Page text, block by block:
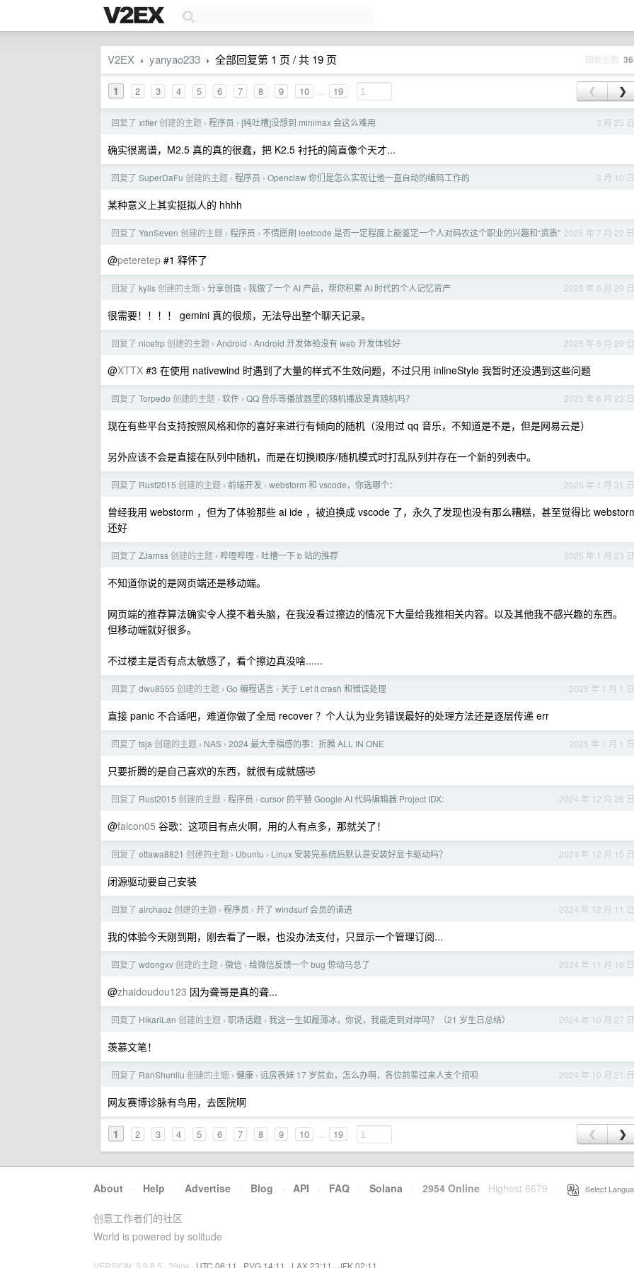
V2EX › yanyao233 › 全部回复第 1 页 / 共 19 页 回复总数
1 2 3 4 5 6 7 8 9 10 ... 19 ❮ ❯
3 月 25 日
回复了 xitler创建的主题 › 程序员 › [纯吐槽]没想到 minimax 会这么难用
确实很离谱，M2.5 真的真的很蠢，把 K2.5 衬托的简直像个天才...
3 月 10 日
回复了 SuperDaFu 创建的主题 › 程序员 › Openclaw 你们是怎么实现让他一直自动的编码工作的
某种意义上其实挺拟人的 hhhh
2025 年 7 月 22 日
回复了 YanSeven 创建的主题 › 程序员 › 不情愿刷 leetcode 是否一定程度上能鉴定一个人对码农这个职业的兴趣和“资质”
@peteretep #1 释怀了
2025 年 6 月 29 日
回复了 kylis创建的主题 › 分享创造 › 我做了一个 AI 产品，帮你积累 AI 时代的个人记忆资产
很需要！！！！ gemini 真的很烦，无法导出整个聊天记录。
2025 年 6 月 29 日
回复了 nicefrp创建的主题 › Android › Android 开发体验没有 web 开发体验好
@XTTX #3 在使用 nativewind 时遇到了大量的样式不生效问题，不过只用 inlineStyle 我暂时还没遇到这些问题
2025 年 6 月 23 日
回复了 Torpedo 创建的主题 › 软件 › QQ 音乐等播放器里的随机播放是真随机吗？
现在有些平台支持按照风格和你的喜好来进行有倾向的随机（没用过 qq 音乐，不知道是不是，但是网易云是）
另外应该不会是直接在队列中随机，而是在切换顺序/随机模式时打乱队列并存在一个新的列表中。
2025 年 1 月 31 日
回复了 Rust2015 创建的主题 › 前端开发 › webstorm 和 vscode，你选哪个：
曾经我用 webstorm ，但为了体验那些 ai ide ，被迫换成 vscode 了，永久了发现也没有那么糟糕，甚至觉得比
还好
2025 年 1 月 23 日
回复了 ZJamss创建的主题 › 哔哩哔哩 › 吐槽一下 b 站的推荐
不知道你说的是网页端还是移动端。
网页端的推荐算法确实令人摸不着头脑，在我没看过擦边的情况下大量给我推相关内容。以及其他我不感兴趣的东西。
但移动端就好很多。
不过楼主是否有点太敏感了，看个擦边真没啥......
2025 年 1 月 1 日
回复了 dwu8555 创建的主题 › Go 编程语言 › 关于 Let it crash 和错误处理
直接 panic 不合适吧，难道你做了全局 recover ？个人认为业务错误最好的处理方法还是逐层传递 err
2025 年 1 月 1 日
回复了 tsja 创建的主题 › NAS › 2024 最大幸福感的事：折腾 ALL IN ONE
只要折腾的是自己喜欢的东西，就很有成就感🤣
2024 年 12 月 25 日
回复了 Rust2015 创建的主题 › 程序员 › cursor 的平替 Google AI 代码编辑器 Project IDX:
@falcon05 谷歌：这项目有点火啊，用的人有点多，那就关了！
2024 年 12 月 15 日
回复了 ottawa8821 创建的主题 › Ubuntu › Linux 安装完系统后默认是安装好显卡驱动吗？
闭源驱动要自己安装
2024 年 12 月 11 日
回复了 airchaoz创建的主题 › 程序员 › 开了 windsurf 会员的请进
我的体验今天刚到期，刚去看了一眼，也没办法支付，只显示一个管理订阅...
2024 年 11 月 16 日
回复了 wdongxv创建的主题 › 微信 › 给微信反馈一个 bug 惊动马总了
@zhaidoudou123 因为聋哥是真的聋...
2024 年 10 月 27 日
回复了 HikariLan 创建的主题 › 职场话题 › 我这一生如履薄冰，你说，我能走到对岸吗？（21 岁生日总结）
羡慕文笔！
2024 年 10 月 21 日
回复了 RanShunliu 创建的主题 › 健康 › 远房表妹 17 岁贫血，怎么办啊，各位前辈过来人支个招呗
网友赛博诊脉有鸟用，去医院啊
1 2 3 4 5 6 7 8 9 10 ... 19 ❮ ❯
About · Help · Advertise · Blog · API · FAQ · Solana · 2954 Online Highest 6679 Select
创意工作者们的社区
World is powered by solitude
VERSION: 3.9.8.5 · 39ms · UTC 06:11 · PVG 14:11 · LAX 23:11 · JFK 02:11